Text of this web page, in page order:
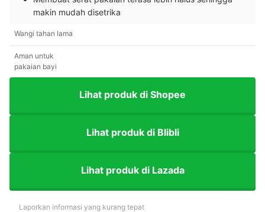
makin mudah disetrika
Wangi tahan lama
Aman untuk
pakaian bayi
Lihat produk di Shopee
Lihat produk di Blibli
Lihat produk di Lazada
Laporkan informasi yang kurang tepat